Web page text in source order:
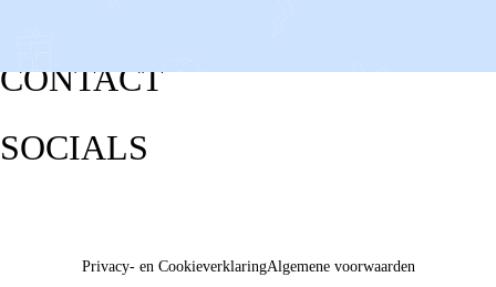
CONTACT
SOCIALS
Privacy- en CookieverklaringAlgemene voorwaarden